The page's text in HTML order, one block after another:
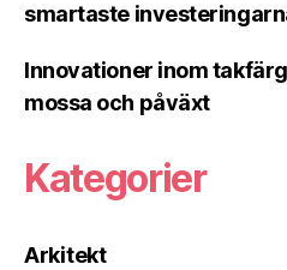
smartaste
Innovationer inom
mossa och påväxt
Kategorier
Arkitekt